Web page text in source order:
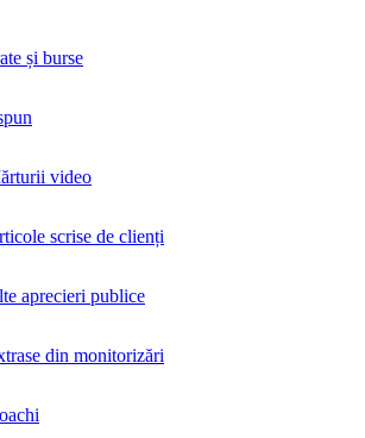
și burse
video
scrise de clienți
aprecieri publice
din monitorizări